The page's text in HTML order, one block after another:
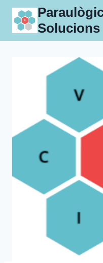
content
Solucions